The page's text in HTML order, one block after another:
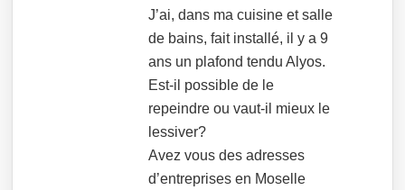
J’ai, dans ma cuisine et salle
de bains, fait installé, il y a 9
ans un plafond tendu Alyos.
Est-il possible de le
repeindre ou vaut-il mieux le
lessiver?
Avez vous des adresses
d’entreprises en Moselle